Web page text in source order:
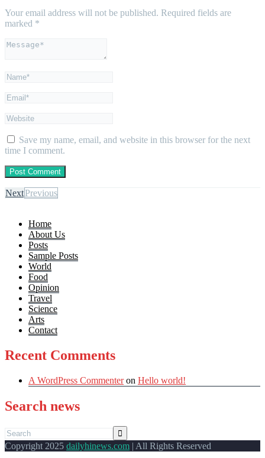
Your email address will not be published. Required fields are
marked *
Save my name, email, and website in this browser for the next
time I comment.
NextPrevious
Home
About Us
Posts
Sample Posts
World
Food
Opinion
Travel
Science
Arts
Contact
Recent Comments
A WordPress Commenteron Hello world!
Search news
Copyright 2025 dailyhinews.com | All Rights Reserved